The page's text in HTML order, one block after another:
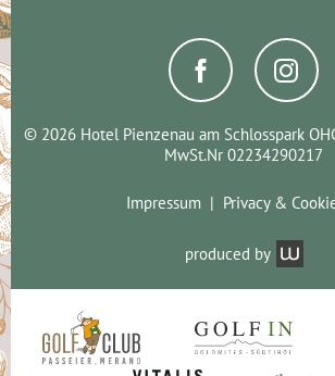
© 2026 Hotel Pienzenau am Schlosspark
MwSt.Nr 02234290217
Impressum Privacy &
produced by